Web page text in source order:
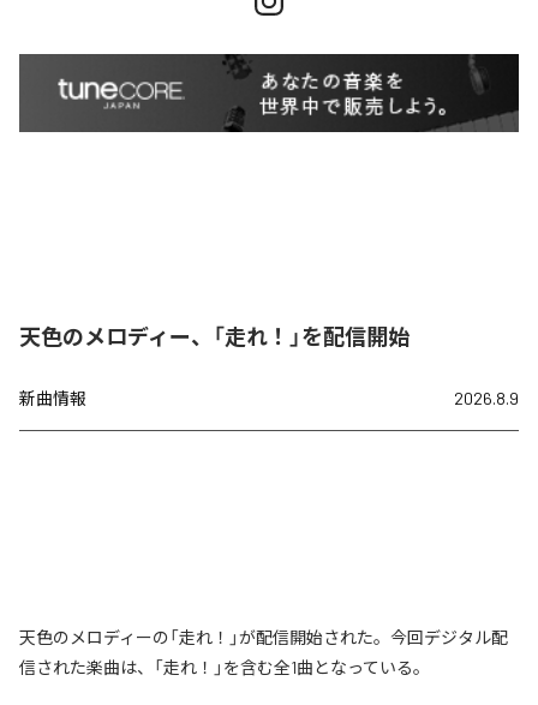
天色のメロディー、「走れ！」を配信開始
新曲情報 2026.8.9
天色のメロディーの「走れ！」が配信開始された。今回デジタル配
信された楽曲は、「走れ！」を含む全1曲となっている。